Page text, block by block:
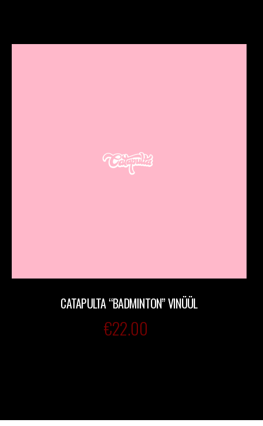
CATAPULTA “BADMINTON” VINÜÜL
€22.00